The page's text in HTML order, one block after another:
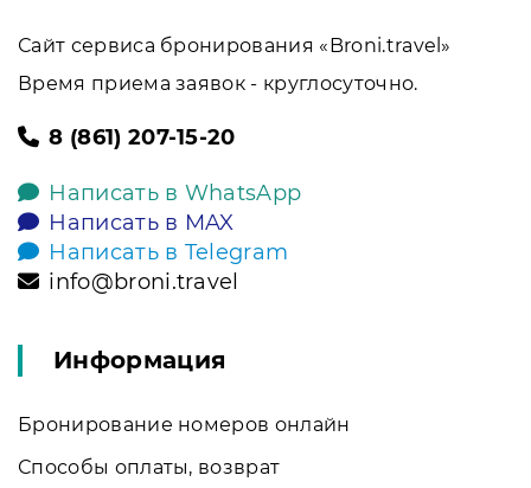
Сайт сервиса бронирования «Broni.travel»
Время приема заявок - круглосуточно.
8 (861) 207-15-20
Написать в WhatsApp
Написать в MAX
Написать в Telegram
info@broni.travel
Информация
Бронирование номеров онлайн
Способы оплаты, возврат